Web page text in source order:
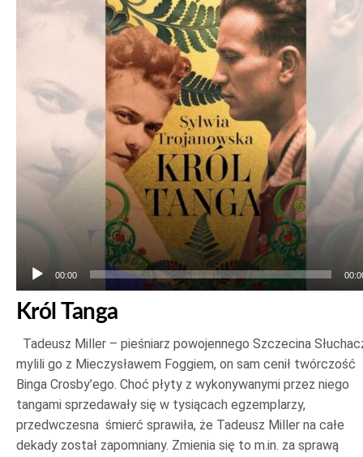
plików
00:00
Król Tanga
Tadeusz Miller – pieśniarz powojennego Szczecina
mylili go z Mieczysławem Foggiem, on sam cenił twórczość
Binga Crosby’ego. Choć płyty z wykonywanymi przez niego
tangami sprzedawały się w tysiącach egzemplarzy,
przedwczesna śmierć sprawiła, że Tadeusz Miller na całe
dekady został zapomniany. Zmienia się to m.in. za sprawą